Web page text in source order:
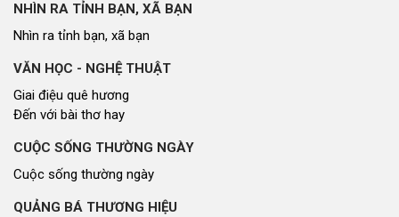
NHÌN RA TỈNH BẠN, XÃ BẠN
Nhìn ra tỉnh bạn, xã bạn
VĂN HỌC - NGHỆ THUẬT
Giai điệu quê hương
Đến với bài thơ hay
CUỘC SỐNG THƯỜNG NGÀY
Cuộc sống thường ngày
QUẢNG BÁ THƯƠNG HIỆU